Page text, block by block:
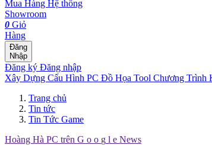
Mua Hàng Hệ thống
Showroom
0 Giỏ
Hàng
Đăng
Nhập
Đăng ký Đăng nhập
Xây Dựng Cấu Hình PC Đồ Họa Tool Chương Trình
Trang chủ
Tin tức
Tin Tức Game
Hoàng Hà PC trên G o o g l e News